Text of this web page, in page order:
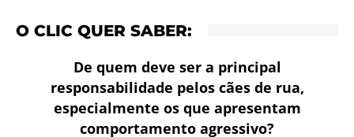
O CLIC QUER SABER:
De quem deve ser a principal
responsabilidade pelos cães de rua,
especialmente os que apresentam
comportamento agressivo?